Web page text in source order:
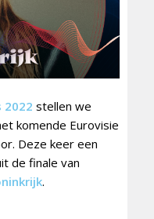
2022 stellen we
komende Eurovisie
Deze keer een
de finale van
.